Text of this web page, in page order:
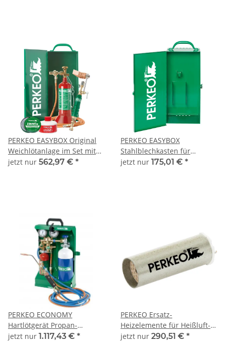
PERKEO EASYBOX Original
Weichlötanlage im Set mit
Transport-Stahlblechkasten
jetzt nur 562,97 € *
PERKEO EASYBOX
Stahlblechkasten für
Lötanlagen 460x210x150
jetzt nur 175,01 € *
PERKEO ECONOMY
Hartlötgerät Propan-
Sauerstoff nach DIN EN
jetzt nur 1.117,43 € *
PERKEO Ersatz-
Heizelemente für Heißluft-
Schweißautomaten
jetzt nur 290,51 € *